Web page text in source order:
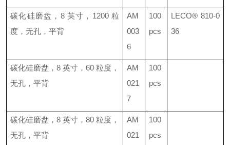
碳化硅磨盘， 8 英寸， 1200粒
度，无孔，平背
AM
003
6
100
pcs
LECO® 810-0
36
碳化硅磨盘， 8 英寸， 60 粒度，
无孔，平背
AM
021
7
100
pcs
碳化硅磨盘， 8 英寸， 80 粒度，
无孔，平背
AM
021
100
pcs